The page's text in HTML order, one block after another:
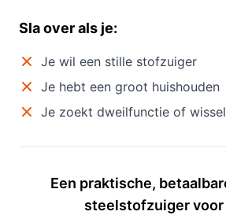
Sla over als je:
Je wil een stille stofzuiger
Je hebt een groot huishouden
Je zoekt dweilfunctie of
Een praktische,
steelstofzuiger voor